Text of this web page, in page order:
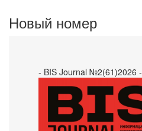
Новый номер
- BIS Journal №2(61)2026 -